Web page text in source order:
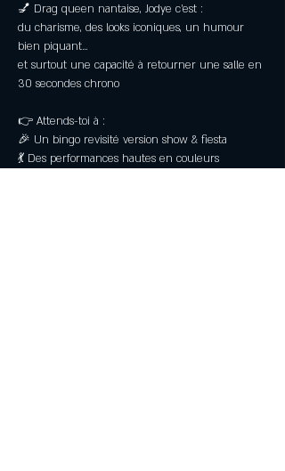
💅 Drag queen nantaise, Jodye c’est :
du charisme, des looks iconiques, un humour
bien piquant…
et surtout une capacité à retourner une salle en
30 secondes chrono
👉 Attends-toi à :
🎉 Un bingo revisité version show & fiesta
💃 Des performances hautes en couleurs